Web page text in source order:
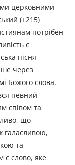
церковними
(+215)
потрібен
є
пісня
через
Божого слова.
певний
співом та
що
галасливою,
та
є слово, яке